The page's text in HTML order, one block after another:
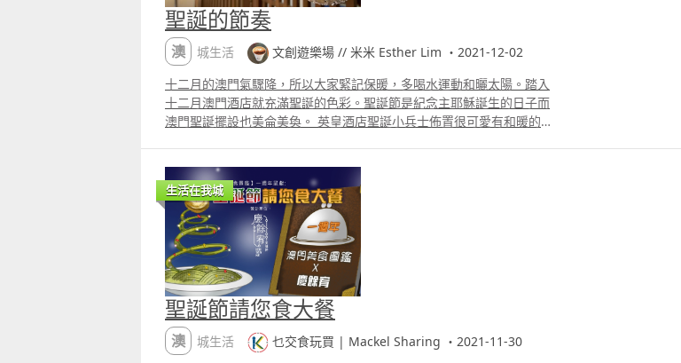
聖誕的節奏
澳城生活
文創遊樂場 // 米米 Esther Lim ・2021-12-02
十二月的澳門氣驟降，所以大家緊記保暖，多喝水運動和曬太陽。踏入
十二月澳門酒店就充滿聖誕的色彩。聖誕節是紀念主耶穌誕生的日子而
澳門聖誕擺設也美侖美奐。 英皇酒店聖誕小兵士佈置很可愛有和暖的氣
誕花和聖誕熊貓
生活在我城
聖誕節請您食大餐
澳城生活
乜交食玩買 | Mackel Sharing ・2021-11-30